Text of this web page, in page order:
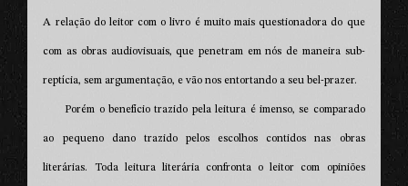
A relação do leitor com o livro é muito mais questionadora do que
com as obras audiovisuais, que penetram em nós de maneira sub-
reptícia, sem argumentação, e vão nos entortando a seu bel-prazer.
Porém o benefício trazido pela leitura é imenso, se comparado
ao pequeno dano trazido pelos escolhos contidos nas obras
literárias. Toda leitura literária confronta o leitor com opiniões